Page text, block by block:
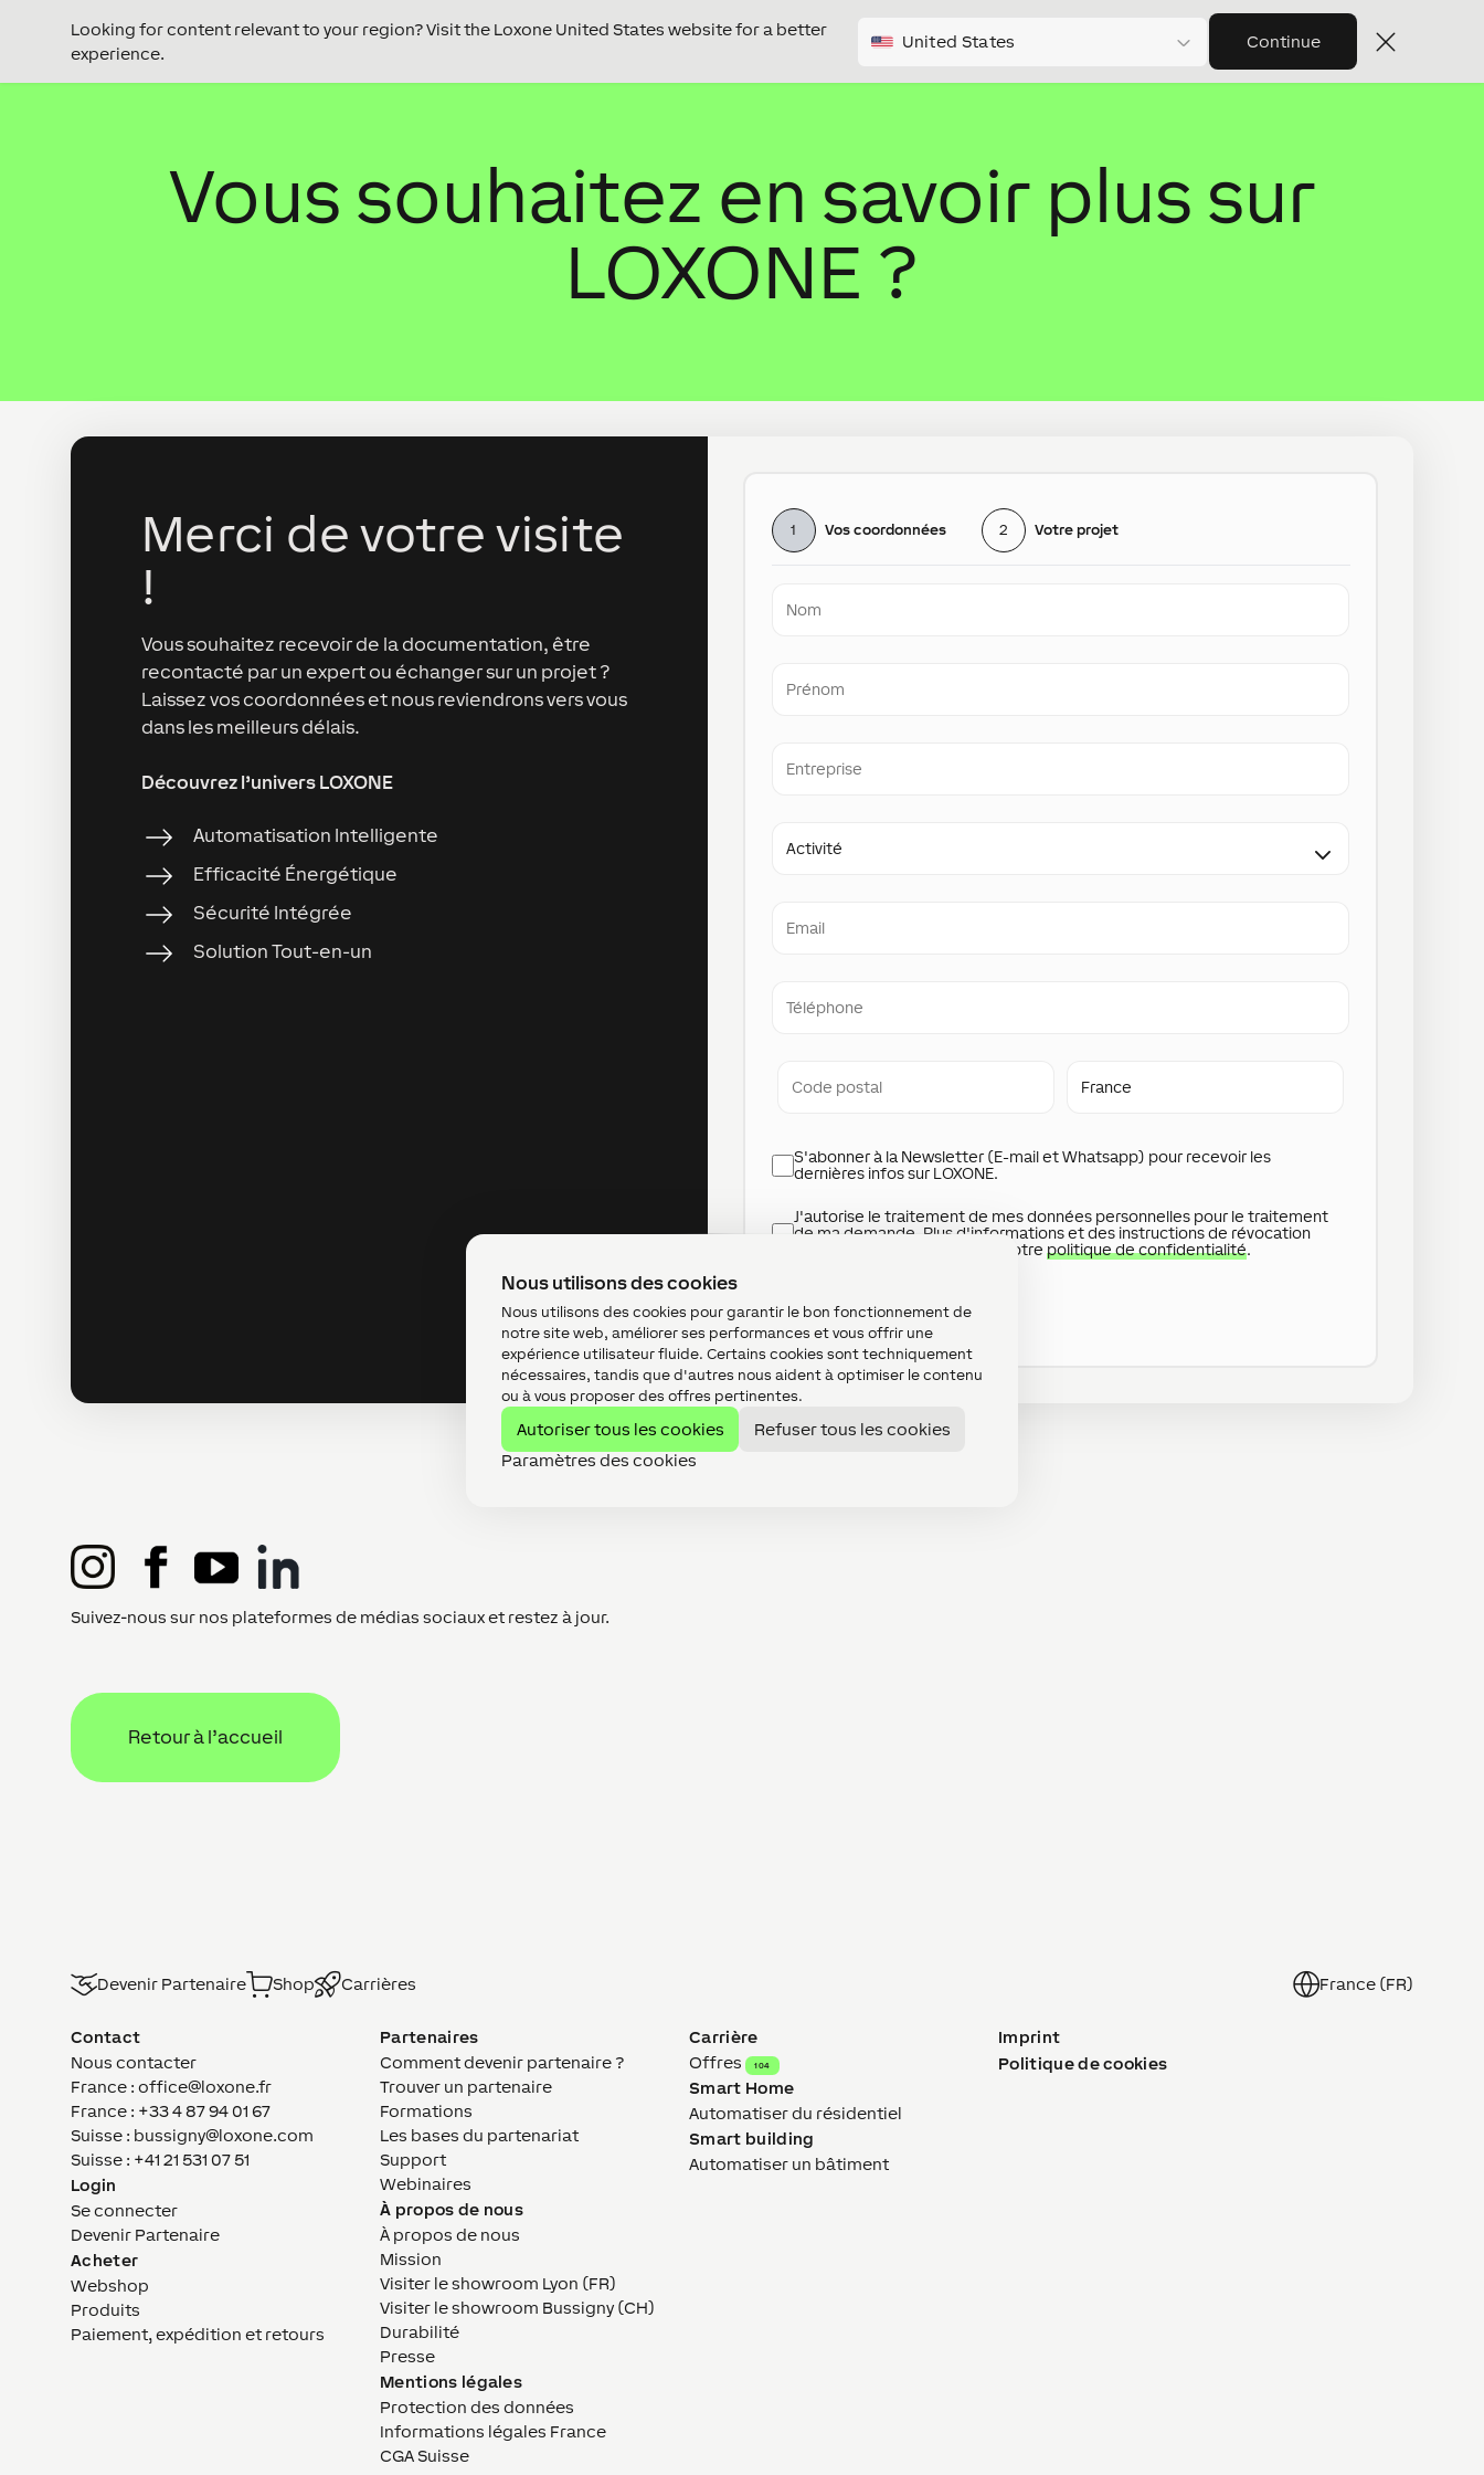
Nous utilisons des cookies
Nous utilisons des cookies pour garantir le bon fonctionnement de
notre site web, améliorer ses performances et vous offrir une
expérience utilisateur fluide. Certains cookies sont techniquement
nécessaires, tandis que d'autres nous aident à optimiser le contenu
ou à vous proposer des offres pertinentes.
Autoriser tous les cookies
Refuser tous les cookies
Paramètres des cookies
Looking for content relevant to your region? Visit the Loxone United States website for a better
experience.
United States Continue
Vous souhaitez en savoir plus sur
LOXONE ?
Merci de votre visite
!
Vous souhaitez recevoir de la documentation, être
recontacté par un expert ou échanger sur un projet ?
Laissez vos coordonnées et nous reviendrons vers vous
dans les meilleurs délais.
Découvrez l’univers LOXONE
Automatisation Intelligente
Efficacité Énergétique
Sécurité Intégrée
Solution Tout-en-un
1 Vos coordonnées 2 Votre projet
Name
name
Newsletter
check
S'abonner à la Newsletter (E-mail et Whatsapp) pour recevoir les
dernières infos sur LOXONE.
Data
autorisation
J'autorise le traitement de mes données personnelles pour le traitement
de ma demande. Plus d'informations et des instructions de révocation
peuvent être trouvées dans notre politique de confidentialité.
Suivez-nous sur nos plateformes de médias sociaux et restez à jour.
Retour à l’accueil
Devenir Partenaire Shop Carrières France (FR)
Contact
Nous contacter
France : office@loxone.fr
France : +33 4 87 94 01 67
Suisse : bussigny@loxone.com
Suisse : +41 21 531 07 51
Login
Se connecter
Devenir Partenaire
Acheter
Webshop
Produits
Paiement, expédition et retours
Partenaires
Comment devenir partenaire ?
Trouver un partenaire
Formations
Les bases du partenariat
Support
Webinaires
À propos de nous
À propos de nous
Mission
Visiter le showroom Lyon (FR)
Visiter le showroom Bussigny (CH)
Durabilité
Presse
Mentions légales
Protection des données
Informations légales France
CGA Suisse
Carrière
Offres
104
Smart Home
Automatiser du résidentiel
Smart building
Automatiser un bâtiment
Imprint
Politique de cookies